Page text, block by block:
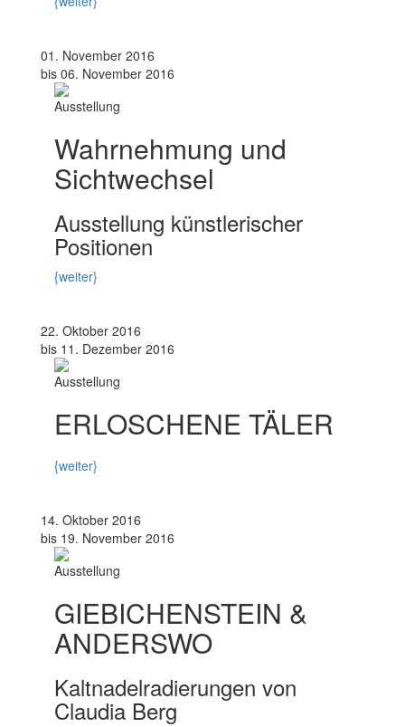
01. November 2016
bis 06. November 2016
Ausstellung
Wahrnehmung und
Sichtwechsel
Ausstellung künstlerischer
Positionen
{weiter}
22. Oktober 2016
bis 11. Dezember 2016
Ausstellung
ERLOSCHENE TÄLER
{weiter}
14. Oktober 2016
bis 19. November 2016
Ausstellung
GIEBICHENSTEIN &
ANDERSWO
Kaltnadelradierungen von
Claudia Berg